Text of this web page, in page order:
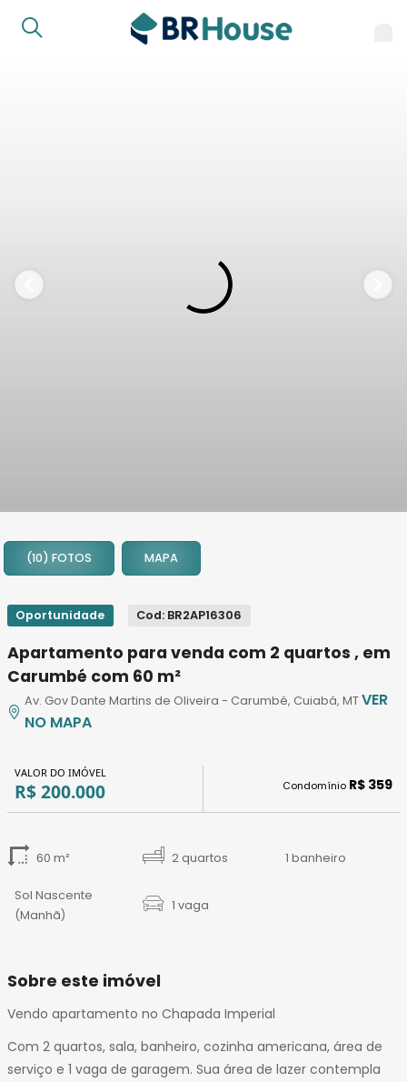
2
3
7
8
9
(10) FOTOS MAPA
Oportunidade Cod: BR2AP16306
Apartamento para venda com 2 quartos , em
Carumbé com 60 m²
Av. Gov Dante Martins de Oliveira - Carumbé, Cuiabá, MTVER
NO MAPA
VALOR DO IMÓVEL
R$ 200.000 Condomínio R$ 359
60 m² 2 quartos 1 banheiro
Sol Nascente
(Manhã)
1 vaga
Sobre este imóvel
Vendo apartamento no Chapada Imperial
Com 2 quartos, sala, banheiro, cozinha americana, área de
serviço e 1 vaga de garagem. Sua área de lazer contempla